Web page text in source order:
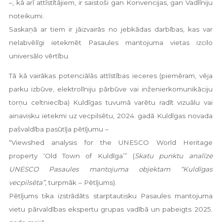
–, kā arī attīstītājiem, ir saistoši gan Konvencijas, gan Vadlīniju
noteikumi.
Saskaņā ar tiem ir jāizvairās no jebkādas darbības, kas var
nelabvēlīgi ietekmēt Pasaules mantojuma vietas izcilo
universālo vērtību.
Tā kā vairākas potenciālās attīstības ieceres (piemēram, vēja
parku izbūve, elektrolīniju pārbūve vai inženierkomunikāciju
torņu celtniecība) Kuldīgas tuvumā varētu radīt vizuālu vai
ainavisku ietekmi uz vecpilsētu, 2024. gadā Kuldīgas novada
pašvaldība pasūtīja pētījumu –
“Viewshed analysis for the UNESCO World Heritage
property ‘Old Town of Kuldīga’” (Skatu punktu analīze
UNESCO Pasaules mantojuma objektam “Kuldīgas
vecpilsēta”, turpmāk – Pētījums).
Pētījums tika izstrādāts starptautisku Pasaules mantojuma
vietu pārvaldības ekspertu grupas vadībā un pabeigts 2025.